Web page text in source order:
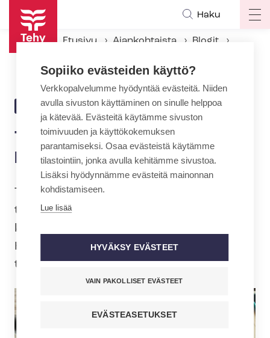
Hyppää
pääsisältöön
Haku
Etusivu Ajankohtaista
Blogit
BLOGI 11.6.2020 | 10:29
Terveystieteiden aika palata
Helsingin yliopistoon
Tehy on jo pitkään esittänyt
terveystieteiden tutkintoon johtavan
koulutuksen uudelleen käynnistämistä
Helsingin yliopistossa. Syynä on
työvoiman tarve.
Sopiiko evästeiden käyttö?
Verkkopalvelumme hyödyntää evästeitä. Niiden
avulla sivuston käyttäminen on sinulle helppoa
ja kätevää. Evästeitä käytämme sivuston
toimivuuden ja käyttökokemuksen
parantamiseksi. Osaa evästeistä käytämme
tilastointiin, jonka avulla kehitämme sivustoa.
Lisäksi hyödynnämme evästeitä mainonnan
kohdistamiseen.
Lue lisää
HYVÄKSY EVÄSTEET
VAIN PAKOLLISET EVÄSTEET
EVÄSTEASETUKSET